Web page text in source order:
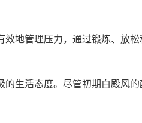
管理压力，通过锻炼、放松
活态度。尽管初期白殿风的